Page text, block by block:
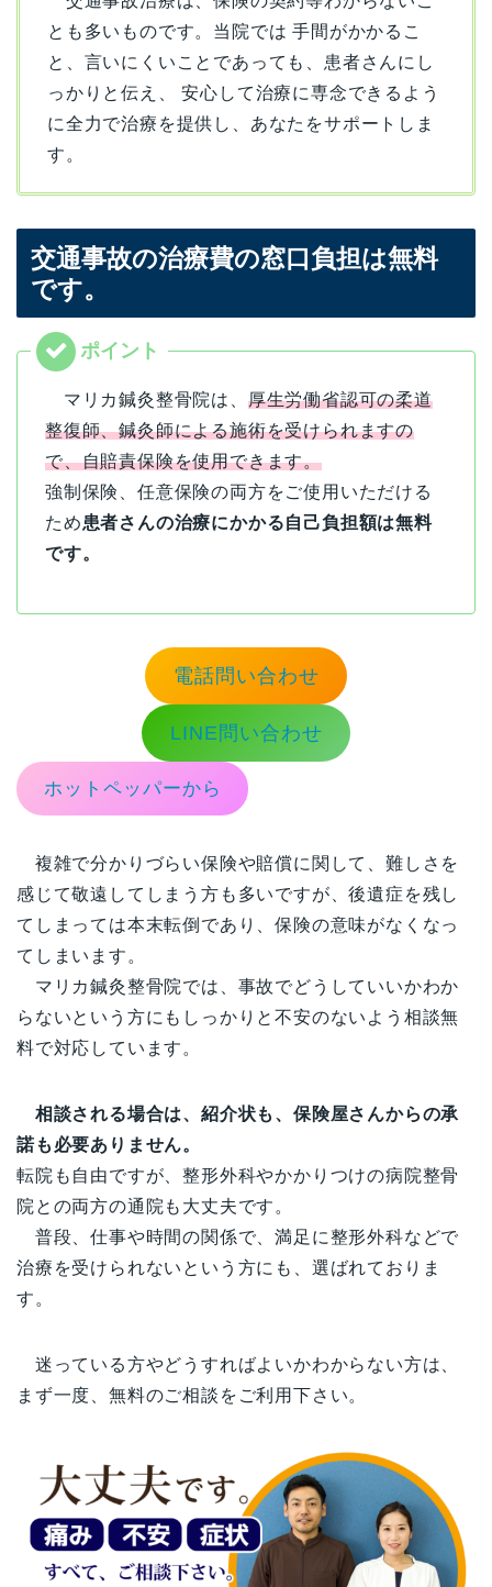
とも多いものです。当院では 手間がかかるこ
と、言いにくいことであっても、患者さんにし
っかりと伝え、 安心して治療に専念できるよう
に全力で治療を提供し、あなたをサポートしま
す。
交通事故の治療費の窓口負担は無料
です。
マリカ鍼灸整骨院は、 厚生労働省認可の柔道
整復師、鍼灸師による施術を受けられますの
で、自賠責保険を使用できます。
強制保険、任意保険の両方をご使用いただける
ため患者さんの治療にかかる自己負担額は無料
です。
電話問い合わせ
LINE問い合わせ
ホットペッパーから
複雑で分かりづらい保険や賠償に関して、難しさを
感じて敬遠してしまう方も多いですが、後遺症を残し
てしまっては本末転倒であり、保険の意味がなくなっ
てしまいます。
マリカ鍼灸整骨院では、事故でどうしていいかわか
らないという方にもしっかりと不安のないよう相談無
料で対応しています。
相談される場合は、紹介状も、保険屋さんからの承
諾も必要ありません。
転院も自由ですが、整形外科やかかりつけの病院整骨
院との両方の通院も大丈夫です。
普段、仕事や時間の関係で、満足に整形外科などで
治療を受けられないという方にも、選ばれておりま
す。
迷っている方やどうすればよいかわからない方は、
まず一度、無料のご相談をご利用下さい。